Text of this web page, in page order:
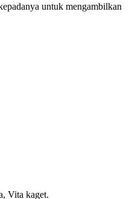
untuk mengambilkan
Vita kaget.